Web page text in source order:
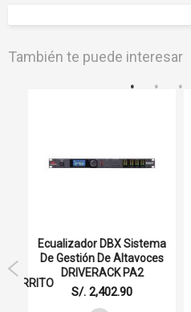
También te puede interesar
CARRITO
Ecualizador DBX Sistema
De Gestión De Altavoces
DRIVERACK PA2
S/. 2,402.90